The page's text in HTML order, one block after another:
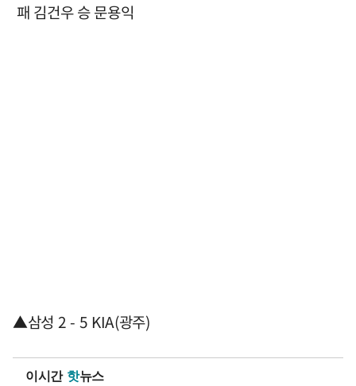
패 김건우 승 문용익
▲삼성 2 - 5 KIA(광주)
이시간 핫뉴스